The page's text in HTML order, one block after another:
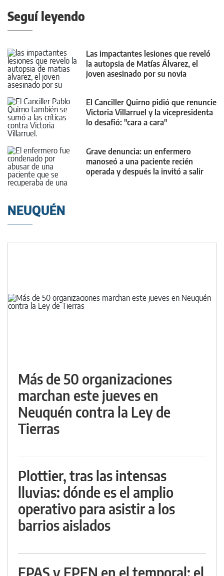
Seguí leyendo
Las impactantes lesiones que reveló
la autopsia de Matías Álvarez, el
joven asesinado por su novia
El Canciller Quirno pidió que renuncie
Victoria Villarruel y la vicepresidenta
lo desafió: "cara a cara"
Grave denuncia: un enfermero
manoseó a una paciente recién
operada y después la invitó a salir
NEUQUÉN
Más de 50 organizaciones
marchan este jueves en
Neuquén contra la Ley de
Tierras
Plottier, tras las intensas
lluvias: dónde es el amplio
operativo para asistir a los
barrios aislados
EPAS y EPEN en el temporal: el